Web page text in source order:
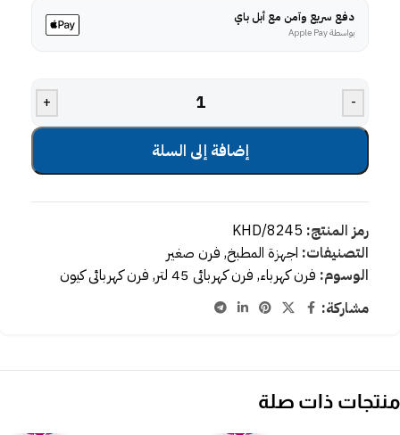
دفع سريع وآمن مع أبل باي
بواسطة Apple Pay
-
+
إضافة إلى السلة
رمز المنتج: KHD/8245
التصنيفات: اجهزة المطبخ, فرن صغير
الوسوم: فرن كهرباء, فرن كهربائى 45 لتر , فرن كهربائى كيون
مشاركة:
منتجات ذات صلة